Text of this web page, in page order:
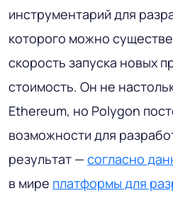
инструментарий для
которого можно
скорость запуска новых
стоимость. Он не
Ethereum, но Polygon
возможности для
результат — согласно
в мире платформы для